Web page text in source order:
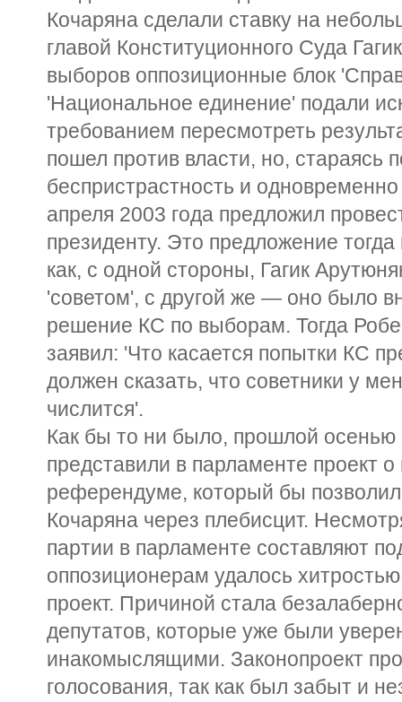
Кочаряна сделали ставку на
главой Конституционного Суда
выборов оппозиционные блок
'Национальное единение' подали
требованием пересмотреть
пошел против власти, но, стараясь
беспристрастность и
апреля 2003 года предложил
президенту. Это предложение
как, с одной стороны, Гагик
'советом', с другой же — оно было
решение КС по выборам. Тогда
заявил: 'Что касается попытки КС
должен сказать, что советники у
числится'.
Как бы то ни было, прошлой
представили в парламенте проект
референдуме, который бы
Кочаряна через плебисцит.
партии в парламенте составляют
оппозиционерам удалось
проект. Причиной стала
депутатов, которые уже были
инакомыслящими. Законопроект
голосования, так как был забыт и